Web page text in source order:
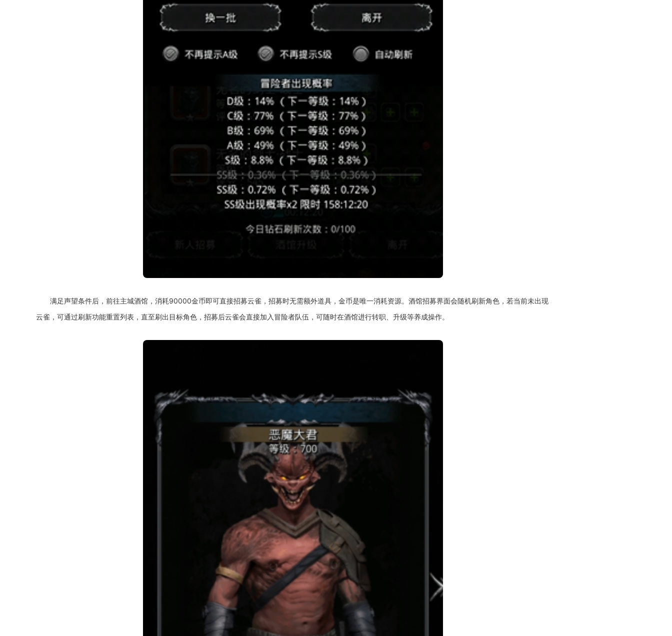
满足声望条件后，前往主城酒馆，消耗90000金币即可直接招募云雀，招募时无需额外道具，金币是唯一消耗资源。酒馆招募界面会随机刷新角色，若当前未出现
云雀，可通过刷新功能重置列表，直至刷出目标角色，招募后云雀会直接加入冒险者队伍，可随时在酒馆进行转职、升级等养成操作。